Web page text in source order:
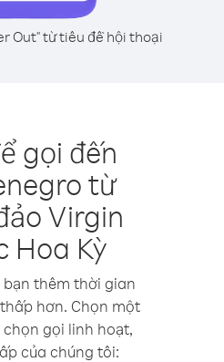
Out" từ tiêu đề hội thoại
gọi đến
từ
Virgin
Hoa Kỳ
bạn thêm thời gian
hơn. Chọn một
gọi linh hoạt,
của chúng tôi: